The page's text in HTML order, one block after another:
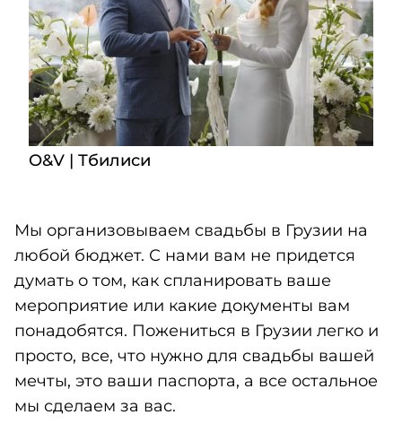
O&V | Тбилиси
Мы организовываем свадьбы в Грузии на
любой бюджет. С нами вам не придется
думать о том, как спланировать ваше
мероприятие или какие документы вам
понадобятся. Пожениться в Грузии легко и
просто, все, что нужно для свадьбы вашей
мечты, это ваши паспорта, а все остальное
мы сделаем за вас.